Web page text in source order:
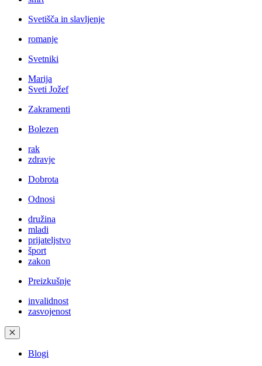
Svetišča in slavljenje
romanje
Svetniki
Marija
Sveti Jožef
Zakramenti
Bolezen
rak
zdravje
Dobrota
Odnosi
družina
mladi
prijateljstvo
šport
zakon
Preizkušnje
invalidnost
zasvojenost
✕
Blogi